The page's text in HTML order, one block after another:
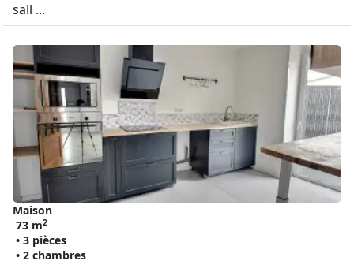
sall ...
Maison
73 m2
• 3 pièces
• 2 chambres